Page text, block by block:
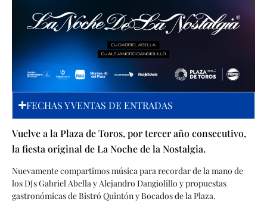
FECHAS Y VENTAS DE ENTRADAS
Vuelve a la Plaza de Toros, por tercer año consecutivo,
la fiesta original de La Noche de la Nostalgia.
Nuevamente compartimos música para recordar de la mano de
los DJs Gabriel Abella y Alejandro Dangiolillo y propuestas
gastronómicas de Bistró Quintón y Bocados de la Plaza.